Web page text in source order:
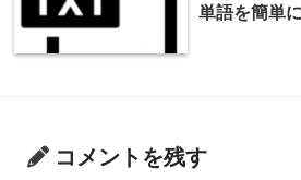
単語を簡単
コメントを残す